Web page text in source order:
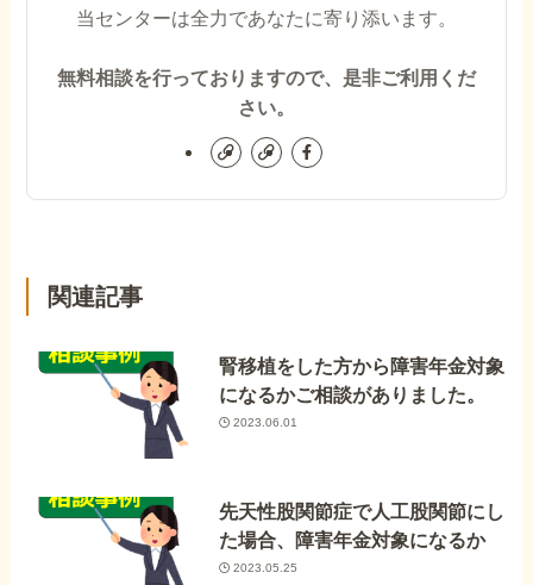
当センターは全力であなたに寄り添います。
無料相談を行っておりますので、是非ご利用くだ
さい。
関連記事
腎移植をした方から障害年金対象
になるかご相談がありました。
2023.06.01
先天性股関節症で人工股関節にし
た場合、障害年金対象になるか
2023.05.25